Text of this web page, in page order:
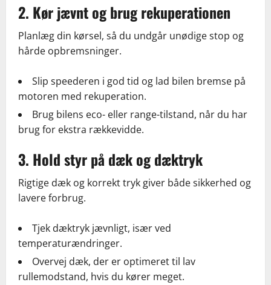
2. Kør jævnt og brug rekuperationen
Planlæg din kørsel, så du undgår unødige stop og
hårde opbremsninger.
Slip speederen i god tid og lad bilen bremse på
motoren med rekuperation.
Brug bilens eco- eller range-tilstand, når du har
brug for ekstra rækkevidde.
3. Hold styr på dæk og dæktryk
Rigtige dæk og korrekt tryk giver både sikkerhed og
lavere forbrug.
Tjek dæktryk jævnligt, især ved
temperaturændringer.
Overvej dæk, der er optimeret til lav
rullemodstand, hvis du kører meget.